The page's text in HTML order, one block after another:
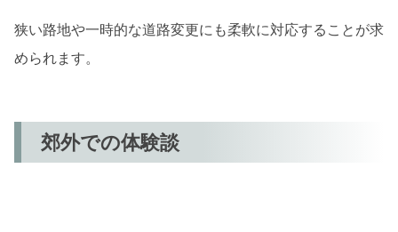
狭い路地や一時的な道路変更にも柔軟に対応することが求
められます。
郊外での体験談